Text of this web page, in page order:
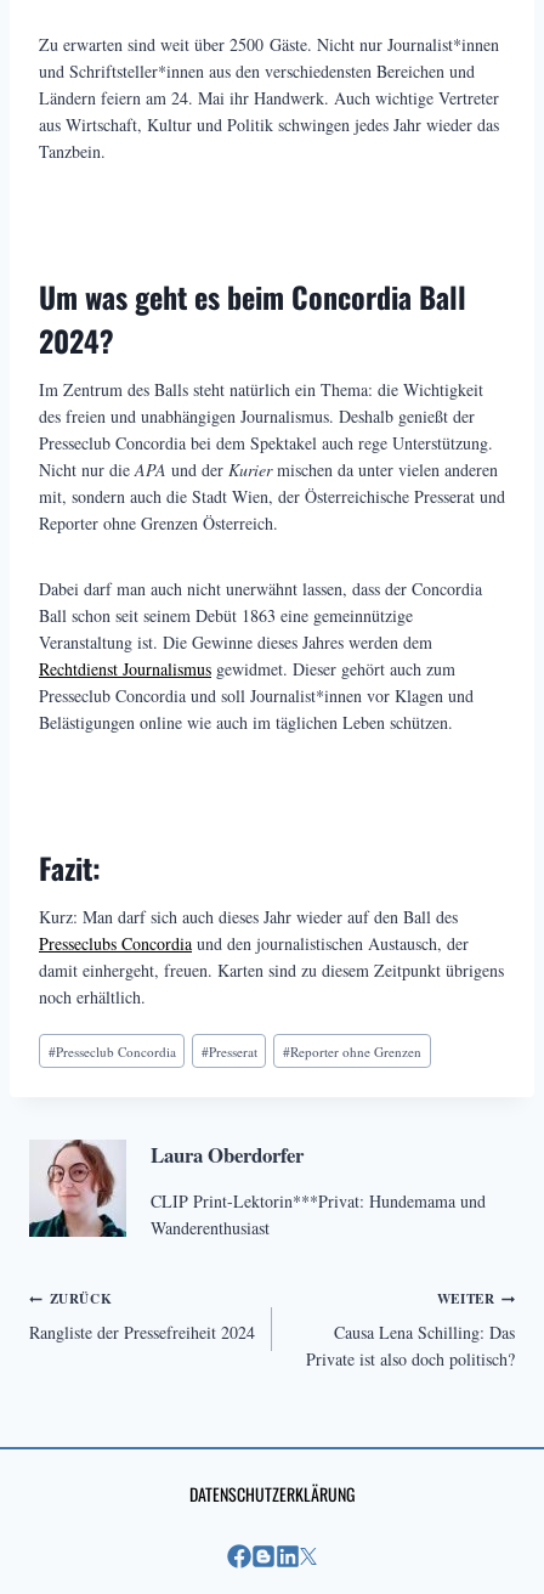
Zu erwarten sind weit über 2500 Gäste. Nicht nur Journalist*innen
und Schriftsteller*innen aus den verschiedensten Bereichen und
Ländern feiern am 24. Mai ihr Handwerk. Auch wichtige Vertreter
aus Wirtschaft, Kultur und Politik schwingen jedes Jahr wieder das
Tanzbein.
Um was geht es beim Concordia Ball
2024?
Im Zentrum des Balls steht natürlich ein Thema: die Wichtigkeit
des freien und unabhängigen Journalismus. Deshalb genießt der
Presseclub Concordia bei dem Spektakel auch rege Unterstützung.
Nicht nur die APA und der Kuriermischen da unter vielen anderen
mit, sondern auch die Stadt Wien, der Österreichische Presserat und
Reporter ohne Grenzen Österreich.
Dabei darf man auch nicht unerwähnt lassen, dass der Concordia
Ball schon seit seinem Debüt 1863 eine gemeinnützige
Veranstaltung ist. Die Gewinne dieses Jahres werden dem
Rechtdienst Journalismus gewidmet. Dieser gehört auch zum
Presseclub Concordia und soll Journalist*innen vor Klagen und
Belästigungen online wie auch im täglichen Leben schützen.
Fazit:
Kurz: Man darf sich auch dieses Jahr wieder auf den Ball des
Presseclubs Concordia und den journalistischen Austausch, der
damit einhergeht, freuen. Karten sind zu diesem Zeitpunkt übrigens
noch erhältlich.
Schlagworte:
#Presseclub Concordia #Presserat #Reporter ohne Grenzen
Laura Oberdorfer
CLIP Print-Lektorin***Privat: Hundemama und
Wanderenthusiast
Beitragsnavigation
ZURÜCK
Rangliste der Pressefreiheit 2024
WEITER
Causa Lena Schilling: Das
Private ist also doch politisch?
DATENSCHUTZERKLÄRUNG